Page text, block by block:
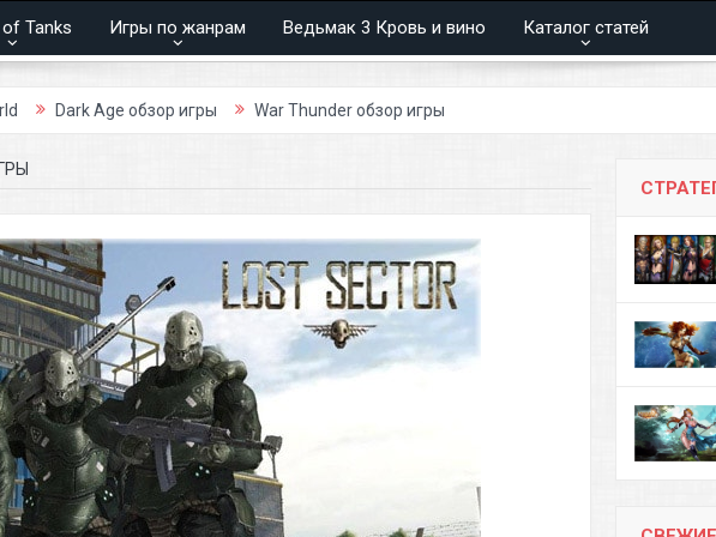
Tanks Игры по жанрам Ведьмак 3 Кровь и вино Каталог статей
Age обзор игры War Thunder обзор игры